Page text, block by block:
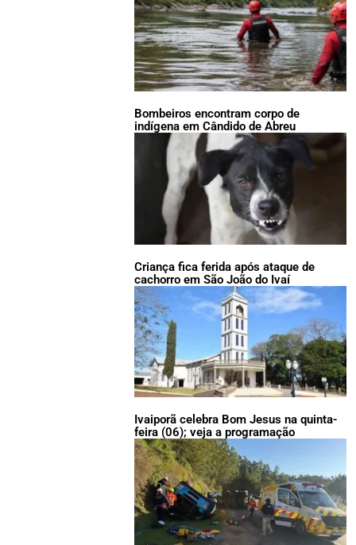
Bombeiros encontram corpo de
indígena em Cândido de Abreu
Criança fica ferida após ataque de
cachorro em São João do Ivaí
Ivaiporã celebra Bom Jesus na quinta-
feira (06); veja a programação